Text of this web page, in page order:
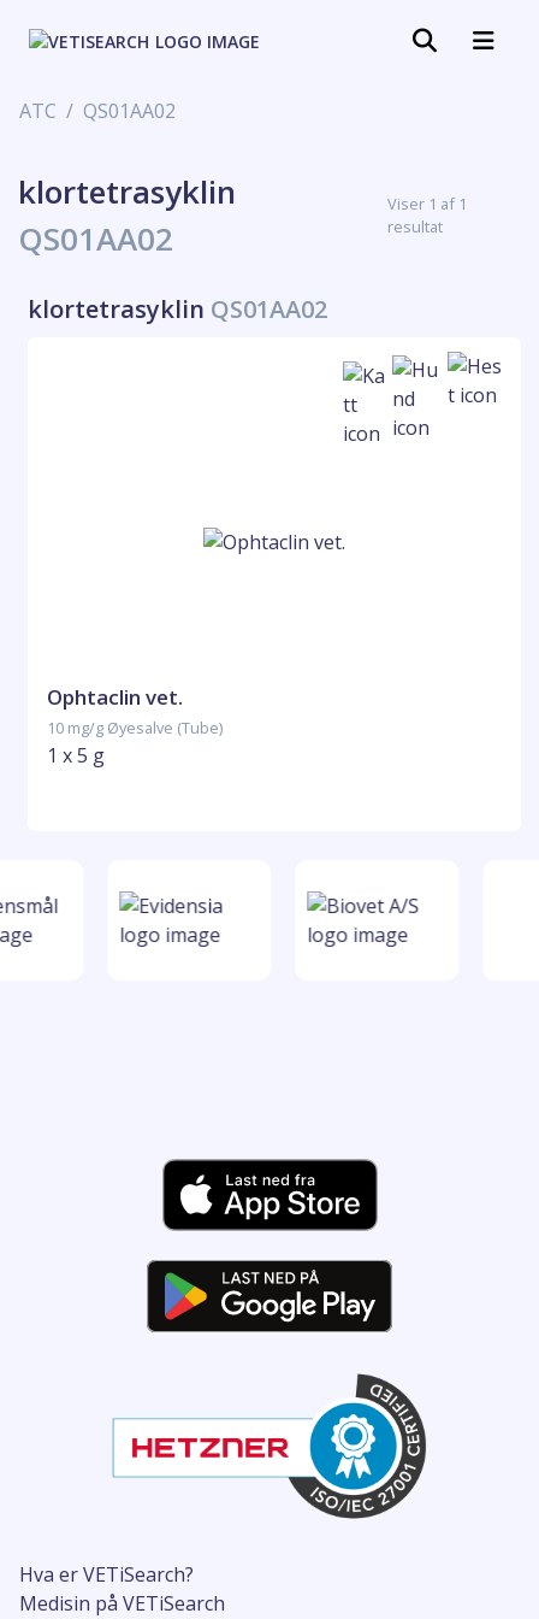
ATC QS01AA02
klortetrasyklin
QS01AA02
Viser 1 af 1
resultat
klortetrasyklin QS01AA02
Ophtaclin vet.
10 mg/g Øyesalve (Tube)
1 x 5 g
Hva er VETiSearch?
Medisin på VETiSearch